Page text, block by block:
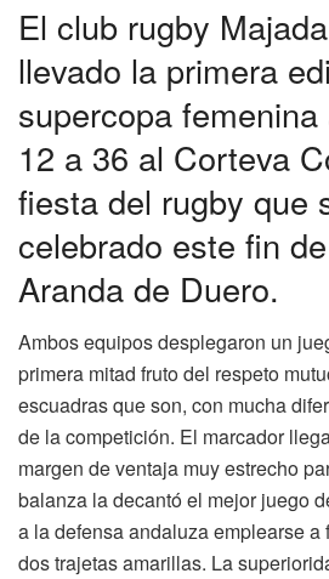
El club rugby
llevado la primera
supercopa
12 a 36 al Corteva
fiesta del rugby que
celebrado este fin
Aranda de Duero.
Ambos equipos desplegaron un
primera mitad fruto del respeto
escuadras que son, con mucha
de la competición. El marcador
margen de ventaja muy estrecho
balanza la decantó el mejor juego
a la defensa andaluza emplearse
dos trajetas amarillas. La